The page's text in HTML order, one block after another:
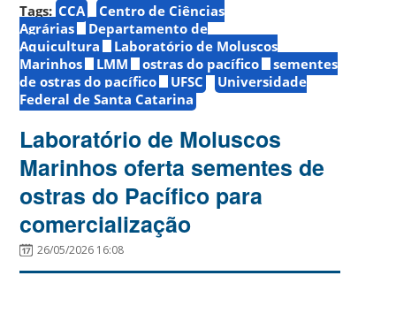
Tags: CCA
Centro de Ciências
Agrárias
Departamento de
Aquicultura
Laboratório de Moluscos
Marinhos
LMM ostras do pacífico
sementes
de ostras do pacífico
UFSC
Universidade
Federal de Santa Catarina
Laboratório de Moluscos
Marinhos oferta sementes de
ostras do Pacífico para
comercialização
26/05/2026 16:08